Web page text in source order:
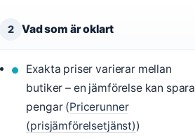
2 Vad som är oklart
Exakta priser varierar mellan
butiker – en jämförelse kan spara
pengar (Pricerunner
(prisjämförelsetjänst))